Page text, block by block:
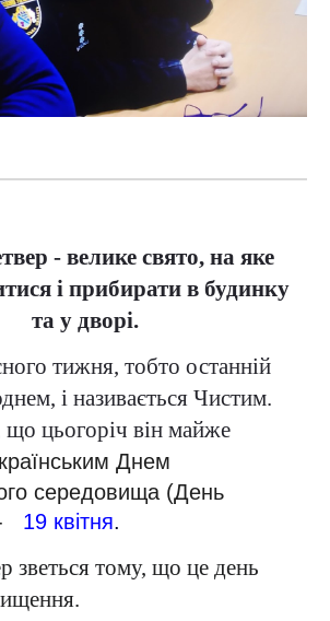
- велике свято, на яке
і прибирати в будинку
та у дворі.
тижня, тобто останній
і називається Чистим.
що цьогоріч він майже
Днем
середовища (День
19 квітня.
зветься тому, що це день